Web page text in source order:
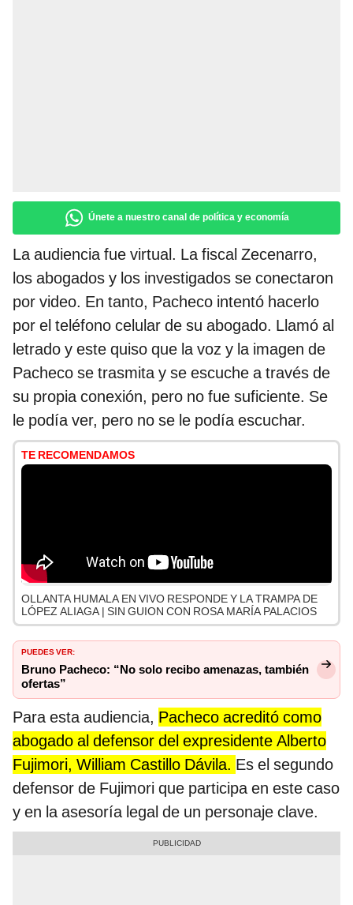
Únete a nuestro canal de política y economía
La audiencia fue virtual. La fiscal Zecenarro,
los abogados y los investigados se conectaron
por video. En tanto, Pacheco intentó hacerlo
por el teléfono celular de su abogado. Llamó al
letrado y este quiso que la voz y la imagen de
Pacheco se trasmita y se escuche a través de
su propia conexión, pero no fue suficiente. Se
le podía ver, pero no se le podía escuchar.
TE RECOMENDAMOS
OLLANTA HUMALA EN VIVO RESPONDE Y LA TRAMPA DE
LÓPEZ ALIAGA | SIN GUION CON ROSA MARÍA PALACIOS
PUEDES VER:
Bruno Pacheco: “No solo recibo amenazas, también
ofertas”
Para esta audiencia, Pacheco acreditó como
abogado al defensor del expresidente Alberto
Fujimori, William Castillo Dávila. Es el segundo
defensor de Fujimori que participa en este caso
y en la asesoría legal de un personaje clave.